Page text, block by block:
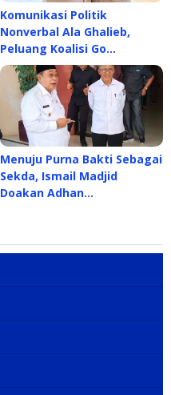
Komunikasi Politik
Nonverbal Ala Ghalieb,
Peluang Koalisi Go…
Menuju Purna Bakti Sebagai
Sekda, Ismail Madjid
Doakan Adhan…